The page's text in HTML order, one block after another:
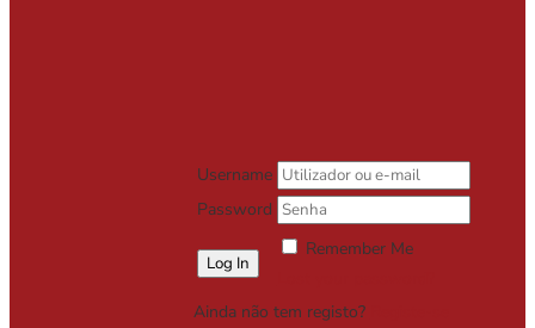
Username
Password
Remember Me
Ainda não tem registo?